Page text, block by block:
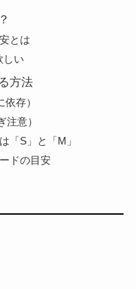
とは
しい
方法
存）
意）
「S」と「M」
ドの目安